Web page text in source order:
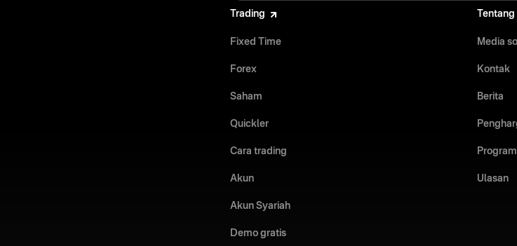
Trading
Fixed Time
Forex
Saham
Quickler
Cara trading
Akun
Akun Syariah
Demo gratis
Tentang
Media
Kontak
Berita
Ulasan